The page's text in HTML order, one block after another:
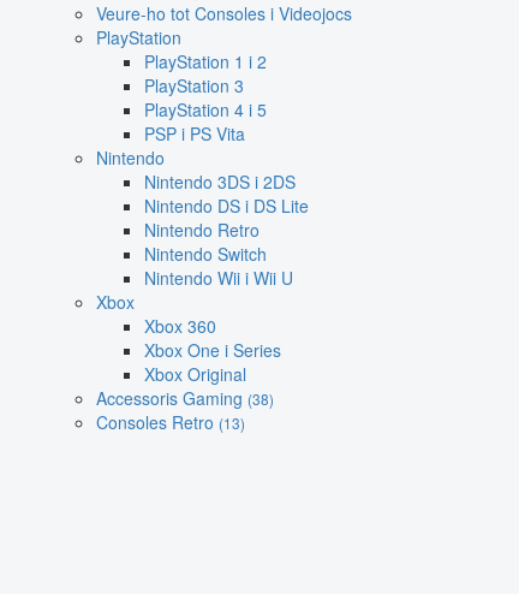
Veure-ho tot Consoles i Videojocs
PlayStation
PlayStation 1 i 2
PlayStation 3
PlayStation 4 i 5
PSP i PS Vita
Nintendo
Nintendo 3DS i 2DS
Nintendo DS i DS Lite
Nintendo Retro
Nintendo Switch
Nintendo Wii i Wii U
Xbox
Xbox 360
Xbox One i Series
Xbox Original
Accessoris Gaming (38)
Consoles Retro (13)